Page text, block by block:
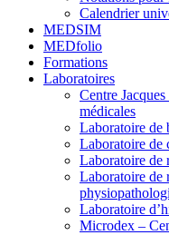
Calendrier
MEDSIM
MEDfolio
Formations
Laboratoires
Centre
médicales
Laboratoire de
Laboratoire de
Laboratoire de
Laboratoire de
Laboratoire
Microdex –